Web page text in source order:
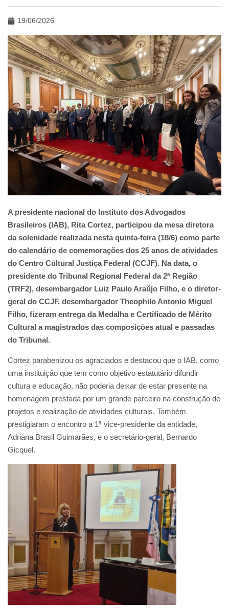
19/06/2026
A presidente nacional do Instituto dos Advogados
Brasileiros (IAB), Rita Cortez, participou da mesa diretora
da solenidade realizada nesta quinta-feira (18/6) como parte
do calendário de comemorações dos 25 anos de atividades
do Centro Cultural Justiça Federal (CCJF). Na data, o
presidente do Tribunal Regional Federal da 2ª Região
(TRF2), desembargador Luiz Paulo Araújo Filho, e o diretor-
geral do CCJF, desembargador Theophilo Antonio Miguel
Filho, fizeram entrega da Medalha e Certificado de Mérito
Cultural a magistrados das composições atual e passadas
do Tribunal.
Cortez parabenizou os agraciados e destacou que o IAB, como
uma instituição que tem como objetivo estatutário difundir
cultura e educação, não poderia deixar de estar presente na
homenagem prestada por um grande parceiro na construção de
projetos e realização de atividades culturais. Também
prestigiaram o encontro a 1ª vice-presidente da entidade,
Adriana Brasil Guimarães, e o secretário-geral, Bernardo
Gicquel.